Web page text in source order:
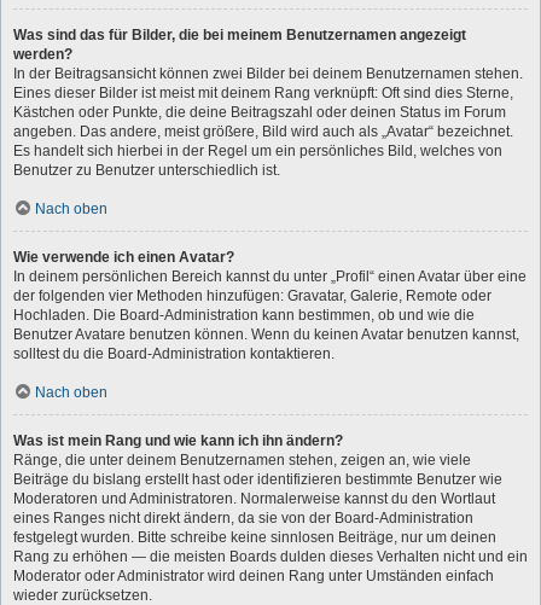
Was sind das für Bilder, die bei meinem Benutzernamen angezeigt
werden?
In der Beitragsansicht können zwei Bilder bei deinem Benutzernamen stehen.
Eines dieser Bilder ist meist mit deinem Rang verknüpft: Oft sind dies Sterne,
Kästchen oder Punkte, die deine Beitragszahl oder deinen Status im Forum
angeben. Das andere, meist größere, Bild wird auch als „Avatar“ bezeichnet.
Es handelt sich hierbei in der Regel um ein persönliches Bild, welches von
Benutzer zu Benutzer unterschiedlich ist.
Nach oben
Wie verwende ich einen Avatar?
In deinem persönlichen Bereich kannst du unter „Profil“ einen Avatar über eine
der folgenden vier Methoden hinzufügen: Gravatar, Galerie, Remote oder
Hochladen. Die Board-Administration kann bestimmen, ob und wie die
Benutzer Avatare benutzen können. Wenn du keinen Avatar benutzen kannst,
solltest du die Board-Administration kontaktieren.
Nach oben
Was ist mein Rang und wie kann ich ihn ändern?
Ränge, die unter deinem Benutzernamen stehen, zeigen an, wie viele
Beiträge du bislang erstellt hast oder identifizieren bestimmte Benutzer wie
Moderatoren und Administratoren. Normalerweise kannst du den Wortlaut
eines Ranges nicht direkt ändern, da sie von der Board-Administration
festgelegt wurden. Bitte schreibe keine sinnlosen Beiträge, nur um deinen
Rang zu erhöhen — die meisten Boards dulden dieses Verhalten nicht und ein
Moderator oder Administrator wird deinen Rang unter Umständen einfach
wieder zurücksetzen.